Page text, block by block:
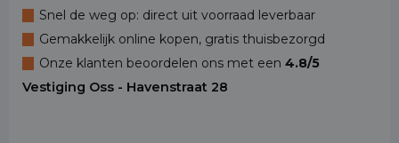
Snel de weg op: direct uit voorraad leverbaar
Gemakkelijk online kopen, gratis thuisbezorgd
Onze klanten beoordelen ons met een 4.8/5
Vestiging Oss - Havenstraat 28